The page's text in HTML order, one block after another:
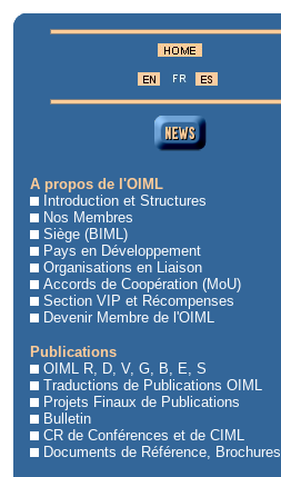
A propos de l'OIML
Introduction et Structures
Nos Membres
Siège (BIML)
Pays en Développement
Organisations en Liaison
Accords de Coopération (MoU)
Section VIP et Récompenses
Devenir Membre de l'OIML
Publications
OIML R, D, V, G, B, E, S
Traductions de Publications OIML
Projets Finaux de Publications
Bulletin
CR de Conférences et de CIML
Documents de Référence, Brochures